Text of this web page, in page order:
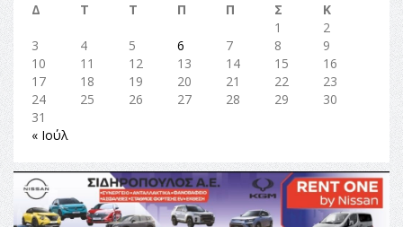
Δ
Τ Τ Π Π Σ
Κ
1
2
3
4 5 6 7 8
9
10
11 12 13 14 15
16
17
18 19 20 21 22
23
24
25 26 27 28 29
30
31
« Ιούλ